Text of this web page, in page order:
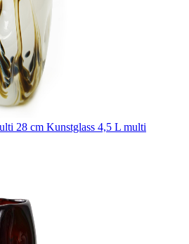
28 cm Kunstglass 4,5 L multi